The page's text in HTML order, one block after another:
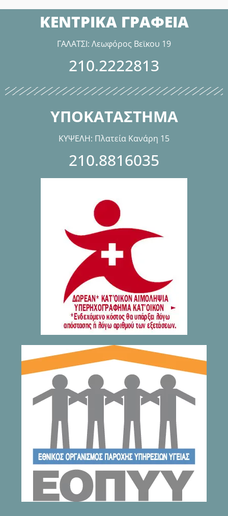
ΚΕΝΤΡΙΚΑ ΓΡΑΦΕΙΑ
ΓΑΛΑΤΣΙ: Λεωφόρος Βεϊκου 19
210.2222813
ΥΠΟΚΑΤΑΣΤΗΜΑ
ΚΥΨΕΛΗ: Πλατεία Κανάρη 15
210.8816035